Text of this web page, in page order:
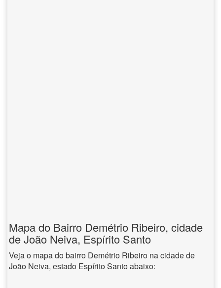
Mapa do Bairro Demétrio Ribeiro, cidade
de João Neiva, Espírito Santo
Veja o mapa do bairro Demétrio Ribeiro na cidade de
João Neiva, estado Espírito Santo abaixo: